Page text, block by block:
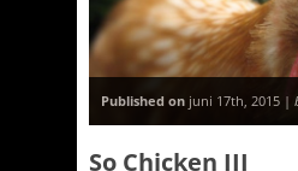
Published on juni 17th, 2015 |
So Chicken III